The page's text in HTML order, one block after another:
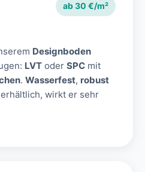
ab 30 €/m²
Designboden
LVT oder SPC mit
. Wasserfest, robust
erhältlich, wirkt er sehr